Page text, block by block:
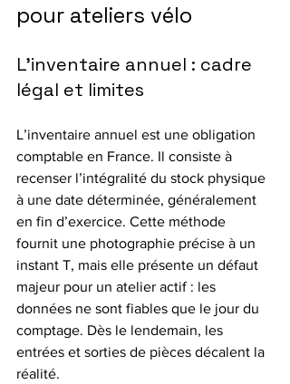
pour ateliers vélo
L’inventaire annuel : cadre
légal et limites
L’inventaire annuel est une obligation
comptable en France. Il consiste à
recenser l’intégralité du stock physique
à une date déterminée, généralement
en fin d’exercice. Cette méthode
fournit une photographie précise à un
instant T, mais elle présente un défaut
majeur pour un atelier actif : les
données ne sont fiables que le jour du
comptage. Dès le lendemain, les
entrées et sorties de pièces décalent la
réalité.